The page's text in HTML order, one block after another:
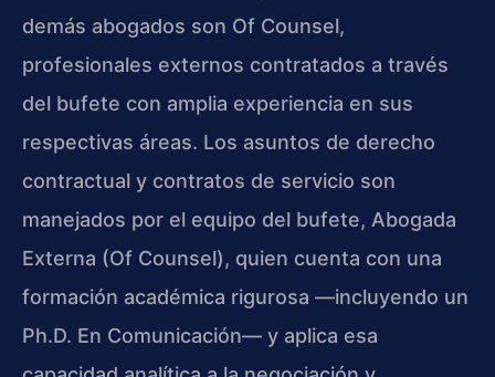
demás abogados son Of Counsel,
profesionales externos contratados a través
del bufete con amplia experiencia en sus
respectivas áreas. Los asuntos de derecho
contractual y contratos de servicio son
manejados por el equipo del bufete, Abogada
Externa (Of Counsel), quien cuenta con una
formación académica rigurosa —incluyendo un
Ph.D. En Comunicación— y aplica esa